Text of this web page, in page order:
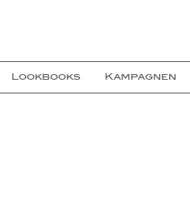
Lookbooks Kampagnen